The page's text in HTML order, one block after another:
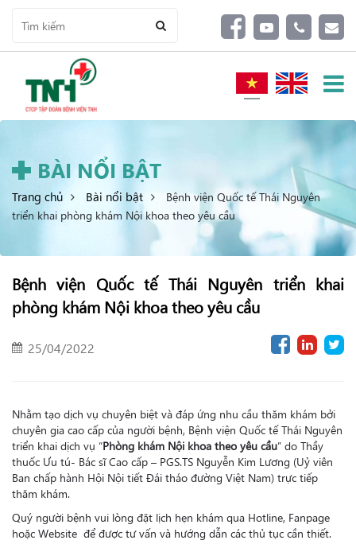
BÀI NỔI BẬT
Trang chủ Bài nổi bật
Bệnh viện Quốc tế Thái Nguyên
triển khai phòng khám Nội khoa theo yêu cầu
Bệnh viện Quốc tế Thái Nguyên triển khai
phòng khám Nội khoa theo yêu cầu
25/04/2022
Nhằm tạo dịch vụ chuyên biệt và đáp ứng nhu cầu thăm khám bởi
chuyên gia cao cấp của người bệnh, Bệnh viện Quốc tế Thái Nguyên
triển khai dịch vụ “Phòng khám Nội khoa theo yêu cầu” do Thầy
thuốc Ưu tú- Bác sĩ Cao cấp – PGS.TS Nguyễn Kim Lương (Uỷ viên
Ban chấp hành Hội Nội tiết Đái tháo đường Việt Nam) trực tiếp
thăm khám.
Quý người bệnh vui lòng đặt lịch hẹn khám qua Hotline, Fanpage
hoặc Website để được tư vấn và hướng dẫn các thủ tục cần thiết.